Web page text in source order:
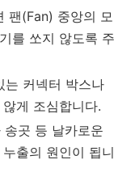
팬(Fan) 중앙의 모
를 쏘지 않도록 주
는 커넥터 박스나
게 조심합니다.
송곳 등 날카로운
출의 원인이 됩니